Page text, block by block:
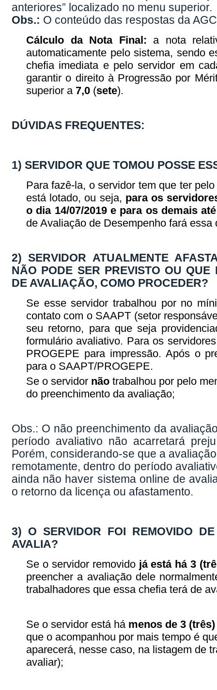
anteriores” localizado no menu superior.
Obs.: O conteúdo das respostas da
Cálculo da Nota Final: a nota
automaticamente pelo sistema, sendo
chefia imediata e pelo servidor em
garantir o direito à Progressão por
superior a 7,0 (sete).
DÚVIDAS FREQUENTES:
1) SERVIDOR QUE TOMOU POSSE
Para fazê-la, o servidor tem que ter
está lotado, ou seja, para os
o dia 14/07/2019 e para os demais
de Avaliação de Desempenho fará
2) SERVIDOR ATUALMENTE
NÃO PODE SER PREVISTO OU QUE
DE AVALIAÇÃO, COMO PROCEDER?
Se esse servidor trabalhou por no
contato com o SAAPT (setor
seu retorno, para que seja
formulário avaliativo. Para os
PROGEPE para impressão. Após o
para o SAAPT/PROGEPE.
Se o servidor não trabalhou por pelo
do preenchimento da avaliação;
Obs.: O não preenchimento da
período avaliativo não acarretará
Porém, considerando-se que a
remotamente, dentro do período
ainda não haver sistema online de
o retorno da licença ou afastamento.
3) O SERVIDOR FOI REMOVIDO
AVALIA?
Se o servidor removido já está há 3
preencher a avaliação dele
trabalhadores que essa chefia terá de
Se o servidor está há menos de 3
que o acompanhou por mais tempo é
aparecerá, nesse caso, na listagem de
avaliar);